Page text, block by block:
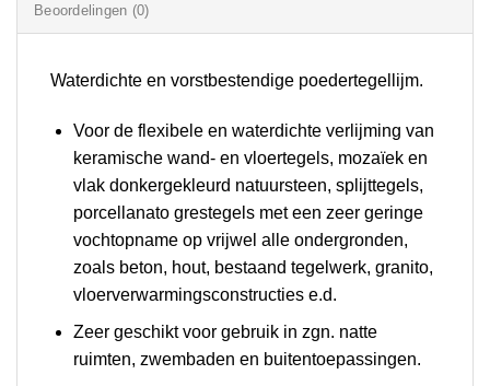
Beoordelingen (0)
Waterdichte en vorstbestendige poedertegellijm.
Voor de flexibele en waterdichte verlijming van
keramische wand- en vloertegels, mozaïek en
vlak donkergekleurd natuursteen, splijttegels,
porcellanato grestegels met een zeer geringe
vochtopname op vrijwel alle ondergronden,
zoals beton, hout, bestaand tegelwerk, granito,
vloerverwarmingsconstructies e.d.
Zeer geschikt voor gebruik in zgn. natte
ruimten, zwembaden en buitentoepassingen.